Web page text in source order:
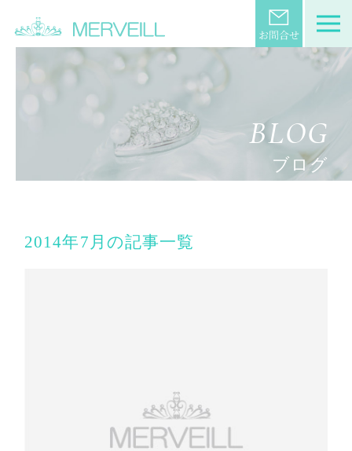
BLOG
ブログ
2014年7月の記事一覧